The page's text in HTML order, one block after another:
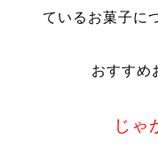
ているお菓子に
おすすめ
じゃ